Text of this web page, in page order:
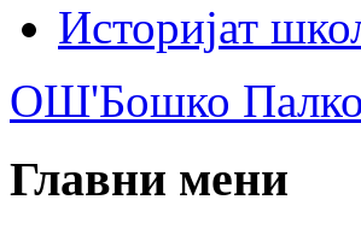
Историјат
ОШ'Бошко
Главни мени